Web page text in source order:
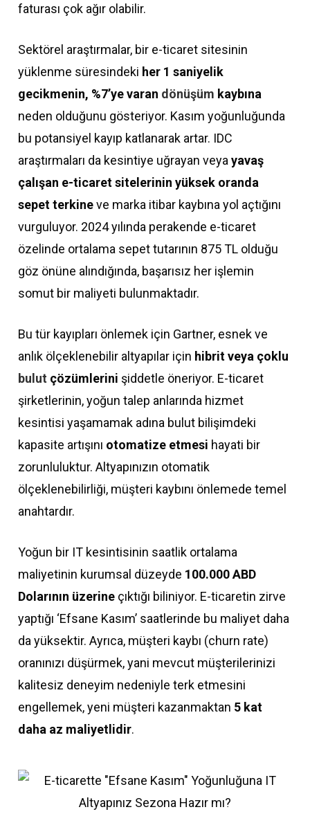
faturası çok ağır olabilir.
Sektörel araştırmalar, bir e-ticaret sitesinin
yüklenme süresindeki her 1 saniyelik
gecikmenin, %7’ye varan dönüşüm kaybına
neden olduğunu gösteriyor. Kasım yoğunluğunda
bu potansiyel kayıp katlanarak artar. IDC
araştırmaları da kesintiye uğrayan veya yavaş
çalışan e-ticaret sitelerinin yüksek oranda
sepet terkineve marka itibar kaybına yol açtığını
vurguluyor. 2024 yılında perakende e-ticaret
özelinde ortalama sepet tutarının 875 TL olduğu
göz önüne alındığında, başarısız her işlemin
somut bir maliyeti bulunmaktadır.
Bu tür kayıpları önlemek için Gartner, esnek ve
anlık ölçeklenebilir altyapılar için hibrit veya çoklu
bulut çözümlerini şiddetle öneriyor. E-ticaret
şirketlerinin, yoğun talep anlarında hizmet
kesintisi yaşamamak adına bulut bilişimdeki
kapasite artışını otomatize etmesi hayati bir
zorunluluktur. Altyapınızın otomatik
ölçeklenebilirliği, müşteri kaybını önlemede temel
anahtardır.
Yoğun bir IT kesintisinin saatlik ortalama
maliyetinin kurumsal düzeyde 100.000 ABD
Dolarının üzerineçıktığı biliniyor. E-ticaretin zirve
yaptığı ‘Efsane Kasım’ saatlerinde bu maliyet daha
da yüksektir. Ayrıca, müşteri kaybı (churn rate)
oranınızı düşürmek, yani mevcut müşterilerinizi
kalitesiz deneyim nedeniyle terk etmesini
engellemek, yeni müşteri kazanmaktan 5 kat
daha az maliyetlidir.